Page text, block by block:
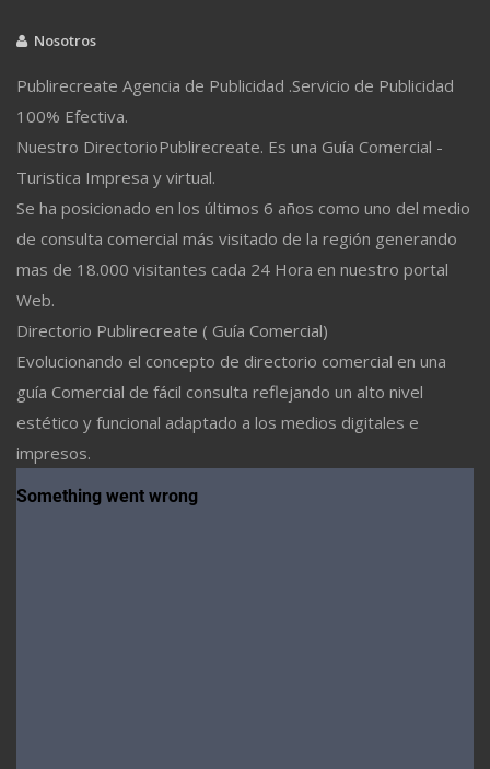
Nosotros
Publirecreate Agencia de Publicidad .Servicio de Publicidad
100% Efectiva.
Nuestro DirectorioPublirecreate. Es una Guía Comercial -
Turistica Impresa y virtual.
Se ha posicionado en los últimos 6 años como uno del medio
de consulta comercial más visitado de la región generando
mas de 18.000 visitantes cada 24 Hora en nuestro portal
Web.
Directorio Publirecreate ( Guía Comercial)
Evolucionando el concepto de directorio comercial en una
guía Comercial de fácil consulta reflejando un alto nivel
estético y funcional adaptado a los medios digitales e
impresos.